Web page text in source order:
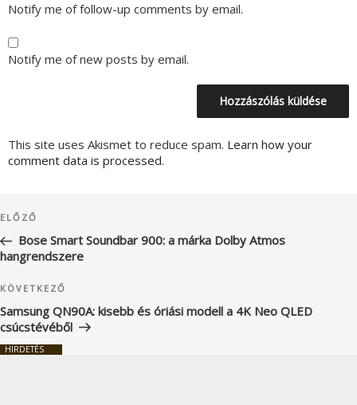
Notify me of follow-up comments by email.
Notify me of new posts by email.
This site uses Akismet to reduce spam. Learn how your
comment data is processed.
navigáció
Korábbi
bejegyzés
ELŐZŐ
Bose Smart Soundbar 900: a márka Dolby Atmos
hangrendszere
Következő
bejegyzés
KÖVETKEZŐ
Samsung QN90A: kisebb és óriási modell a 4K Neo QLED
csúcstévéből
HIRDETÉS